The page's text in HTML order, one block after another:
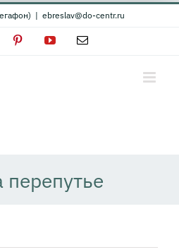
| ebreslav@do-centr.ru
PinterestYouTubeEmail
перепутье